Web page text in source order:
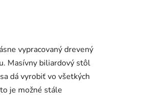
vypracovaný drevený
Masívny biliardový stôl
dá vyrobiť vo všetkých
je možné stále